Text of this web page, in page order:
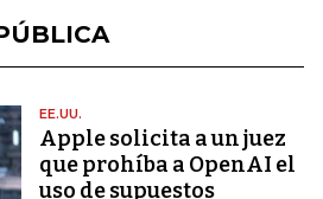
EE.UU.
Apple solicita a un juez
que prohíba a OpenAI el
uso de supuestos